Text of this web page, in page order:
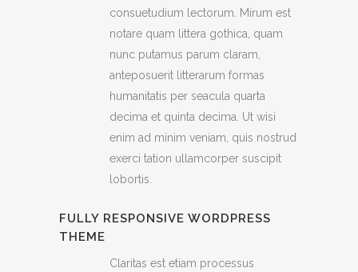
consuetudium lectorum. Mirum est
notare quam littera gothica, quam
nunc putamus parum claram,
anteposuerit litterarum formas
humanitatis per seacula quarta
decima et quinta decima. Ut wisi
enim ad minim veniam, quis nostrud
exerci tation ullamcorper suscipit
lobortis.
FULLY RESPONSIVE WORDPRESS
THEME
Claritas est etiam processus